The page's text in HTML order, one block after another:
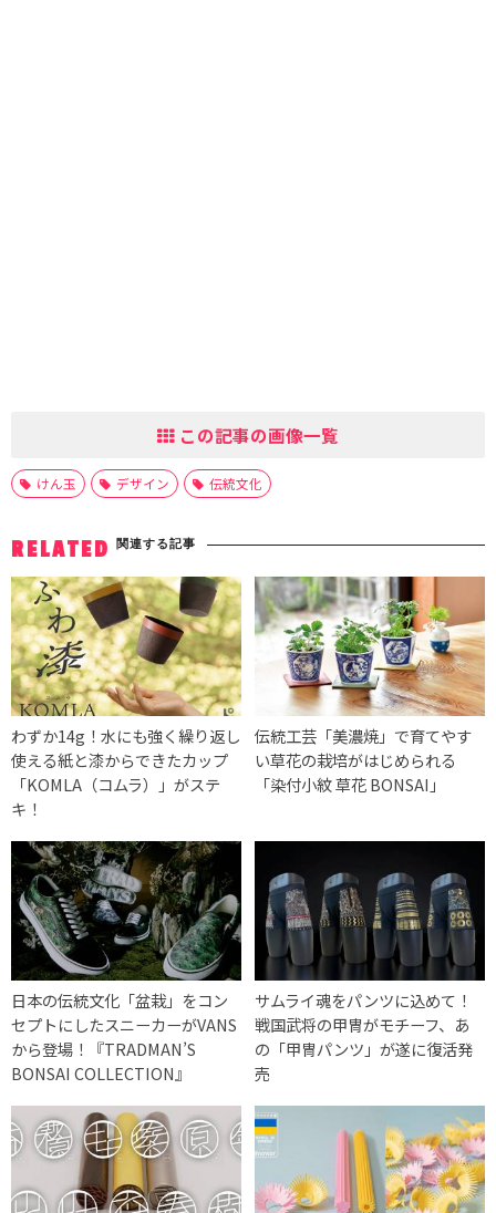
この記事の画像一覧
けん玉 デザイン 伝統文化
RELATED 関連する記事
わずか14g！水にも強く繰り返し
使える紙と漆からできたカップ
「KOMLA（コムラ）」がステ
キ！
伝統工芸「美濃焼」で育てやす
い草花の栽培がはじめられる
「染付小紋 草花 BONSAI」
日本の伝統文化「盆栽」をコン
セプトにしたスニーカーがVANS
から登場！『TRADMAN’S
BONSAI COLLECTION』
サムライ魂をパンツに込めて！
戦国武将の甲冑がモチーフ、あ
の「甲冑パンツ」が遂に復活発
売